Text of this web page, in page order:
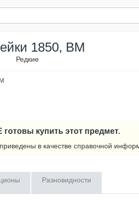
1850, ВМ
Редкие
купить этот предмет.
в качестве справочной
Разновидности